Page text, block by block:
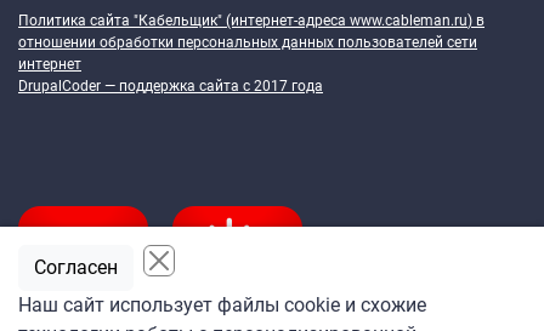
Политика сайта "Кабельщик" (интернет-адреса www.cableman.ru) в
отношении обработки персональных данных пользователей сети
интернет
DrupalCoder — поддержка сайта c 2017 года
Наш сайт использует файлы cookie и схожие
Согласен